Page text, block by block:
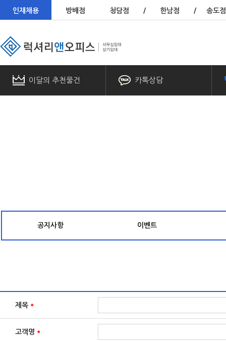
인재채용 방배점 청담점 / 한남점 / 송도점
이달의 추천물건 카톡상담
공지사항 이벤트
제목 *
고객명 *